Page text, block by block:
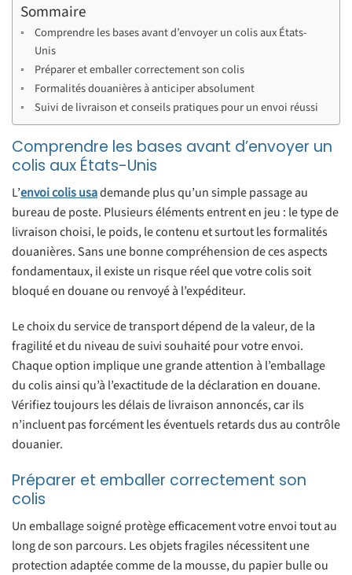
Sommaire
Comprendre les bases avant d’envoyer un colis aux États-
Unis
Préparer et emballer correctement son colis
Formalités douanières à anticiper absolument
Suivi de livraison et conseils pratiques pour un envoi réussi
Comprendre les bases avant d’envoyer un
colis aux États-Unis
L’envoi colis usademande plus qu’un simple passage au
bureau de poste. Plusieurs éléments entrent en jeu : le type de
livraison choisi, le poids, le contenu et surtout les formalités
douanières. Sans une bonne compréhension de ces aspects
fondamentaux, il existe un risque réel que votre colis soit
bloqué en douane ou renvoyé à l’expéditeur.
Le choix du service de transport dépend de la valeur, de la
fragilité et du niveau de suivi souhaité pour votre envoi.
Chaque option implique une grande attention à l’emballage
du colis ainsi qu’à l’exactitude de la déclaration en douane.
Vérifiez toujours les délais de livraison annoncés, car ils
n’incluent pas forcément les éventuels retards dus au contrôle
douanier.
Préparer et emballer correctement son
colis
Un emballage soigné protège efficacement votre envoi tout au
long de son parcours. Les objets fragiles nécessitent une
protection adaptée comme de la mousse, du papier bulle ou